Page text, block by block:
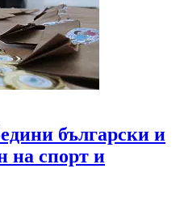
български и
на спорт и